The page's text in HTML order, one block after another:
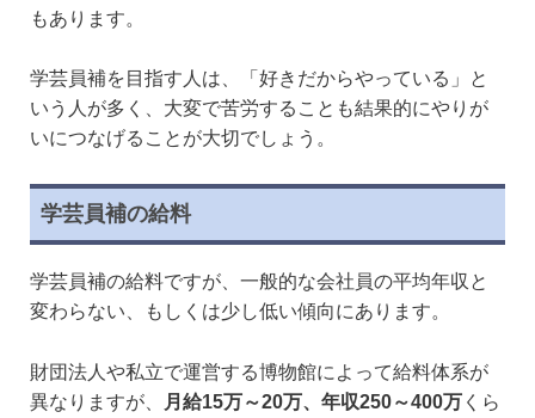
もあります。
学芸員補を目指す人は、「好きだからやっている」と
いう人が多く、大変で苦労することも結果的にやりが
いにつなげることが大切でしょう。
学芸員補の給料
学芸員補の給料ですが、一般的な会社員の平均年収と
変わらない、もしくは少し低い傾向にあります。
財団法人や私立で運営する博物館によって給料体系が
異なりますが、
月給15万～20万、年収250～400万 くら